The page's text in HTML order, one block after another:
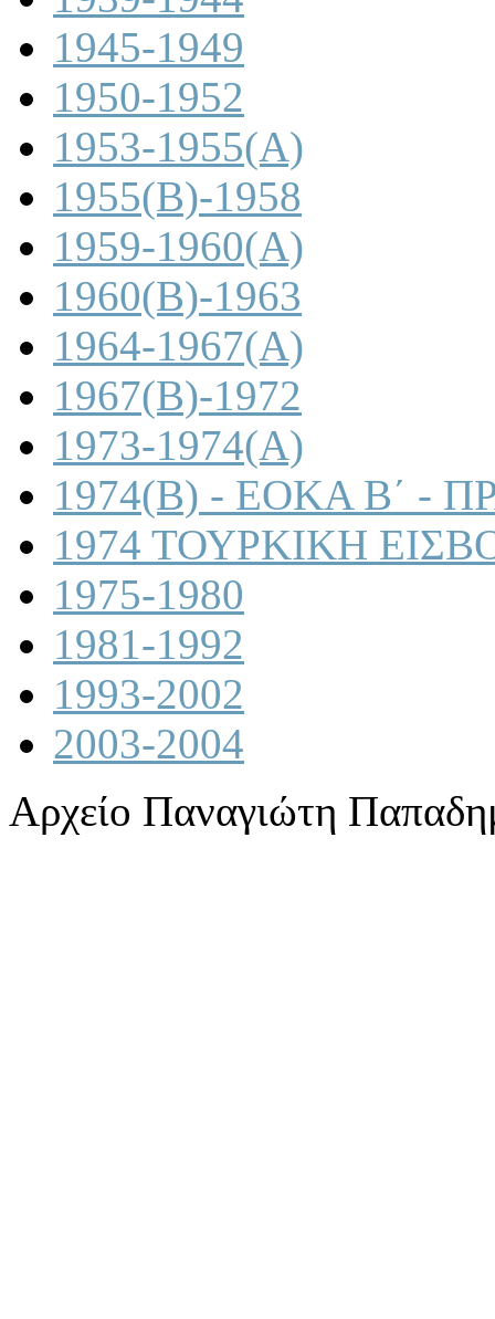
1945-1949
1950-1952
1953-1955(A)
1955(B)-1958
1959-1960(A)
1960(B)-1963
1964-1967(A)
1967(B)-1972
1973-1974(A)
1974(B) - ΕΟΚΑ Β΄ -
1974 ΤΟΥΡΚΙΚΗ
1975-1980
1981-1992
1993-2002
2003-2004
Αρχείο Παναγιώτη